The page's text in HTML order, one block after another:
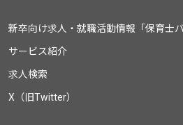
新卒向け求人・就職活動情報「保育士
サービス紹介
求人検索
X（旧Twitter）